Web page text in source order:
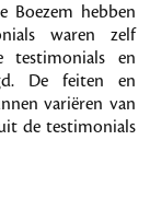
Boezem hebben
waren zelf
testimonials en
De feiten en
variëren van
de testimonials